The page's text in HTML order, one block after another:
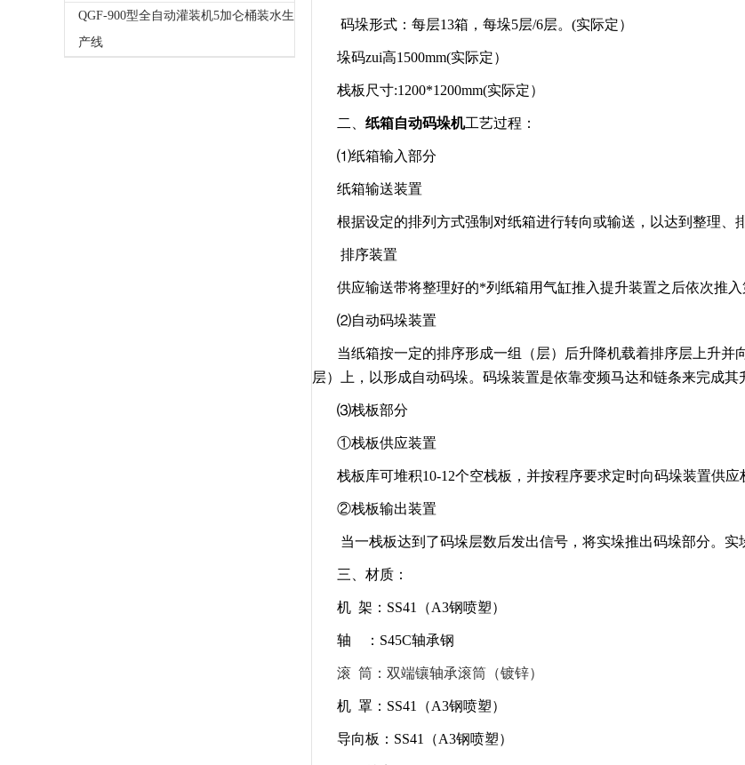
QGF-900型全自动灌装机5加仑桶装水生
产线
码垛形式：每层13箱，每垛5层/6层。(实际定）
垛码zui高1500mm(实际定）
栈板尺寸:1200*1200mm(实际定）
二、 纸箱自动码垛机工艺过程：
⑴纸箱输入部分
纸箱输送装置
根据设定的排列方式强制对纸箱进行转向或输送，以达到整理、
排序装置
供应输送带将整理好的*列纸箱用气缸推入提升装置之后依次推入
⑵自动码垛装置
当纸箱按一定的排序形成一组（层）后升降机载着排序层上升
层）上，以形成自动码垛。码垛装置是依靠变频马达和链条来完成
⑶栈板部分
①栈板供应装置
栈板库可堆积10-12个空栈板，并按程序要求定时向码垛装置供应
②栈板输出装置
当一栈板达到了码垛层数后发出信号，将实垛推出码垛部分。实
三、材质：
机 架：SS41（A3钢喷塑）
轴 ：S45C轴承钢
滚 筒：双端镶轴承滚筒（镀锌）
机 罩：SS41（A3钢喷塑）
导向板：SS41（A3钢喷塑）